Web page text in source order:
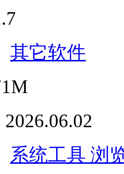
其它软件
系统工具 浏